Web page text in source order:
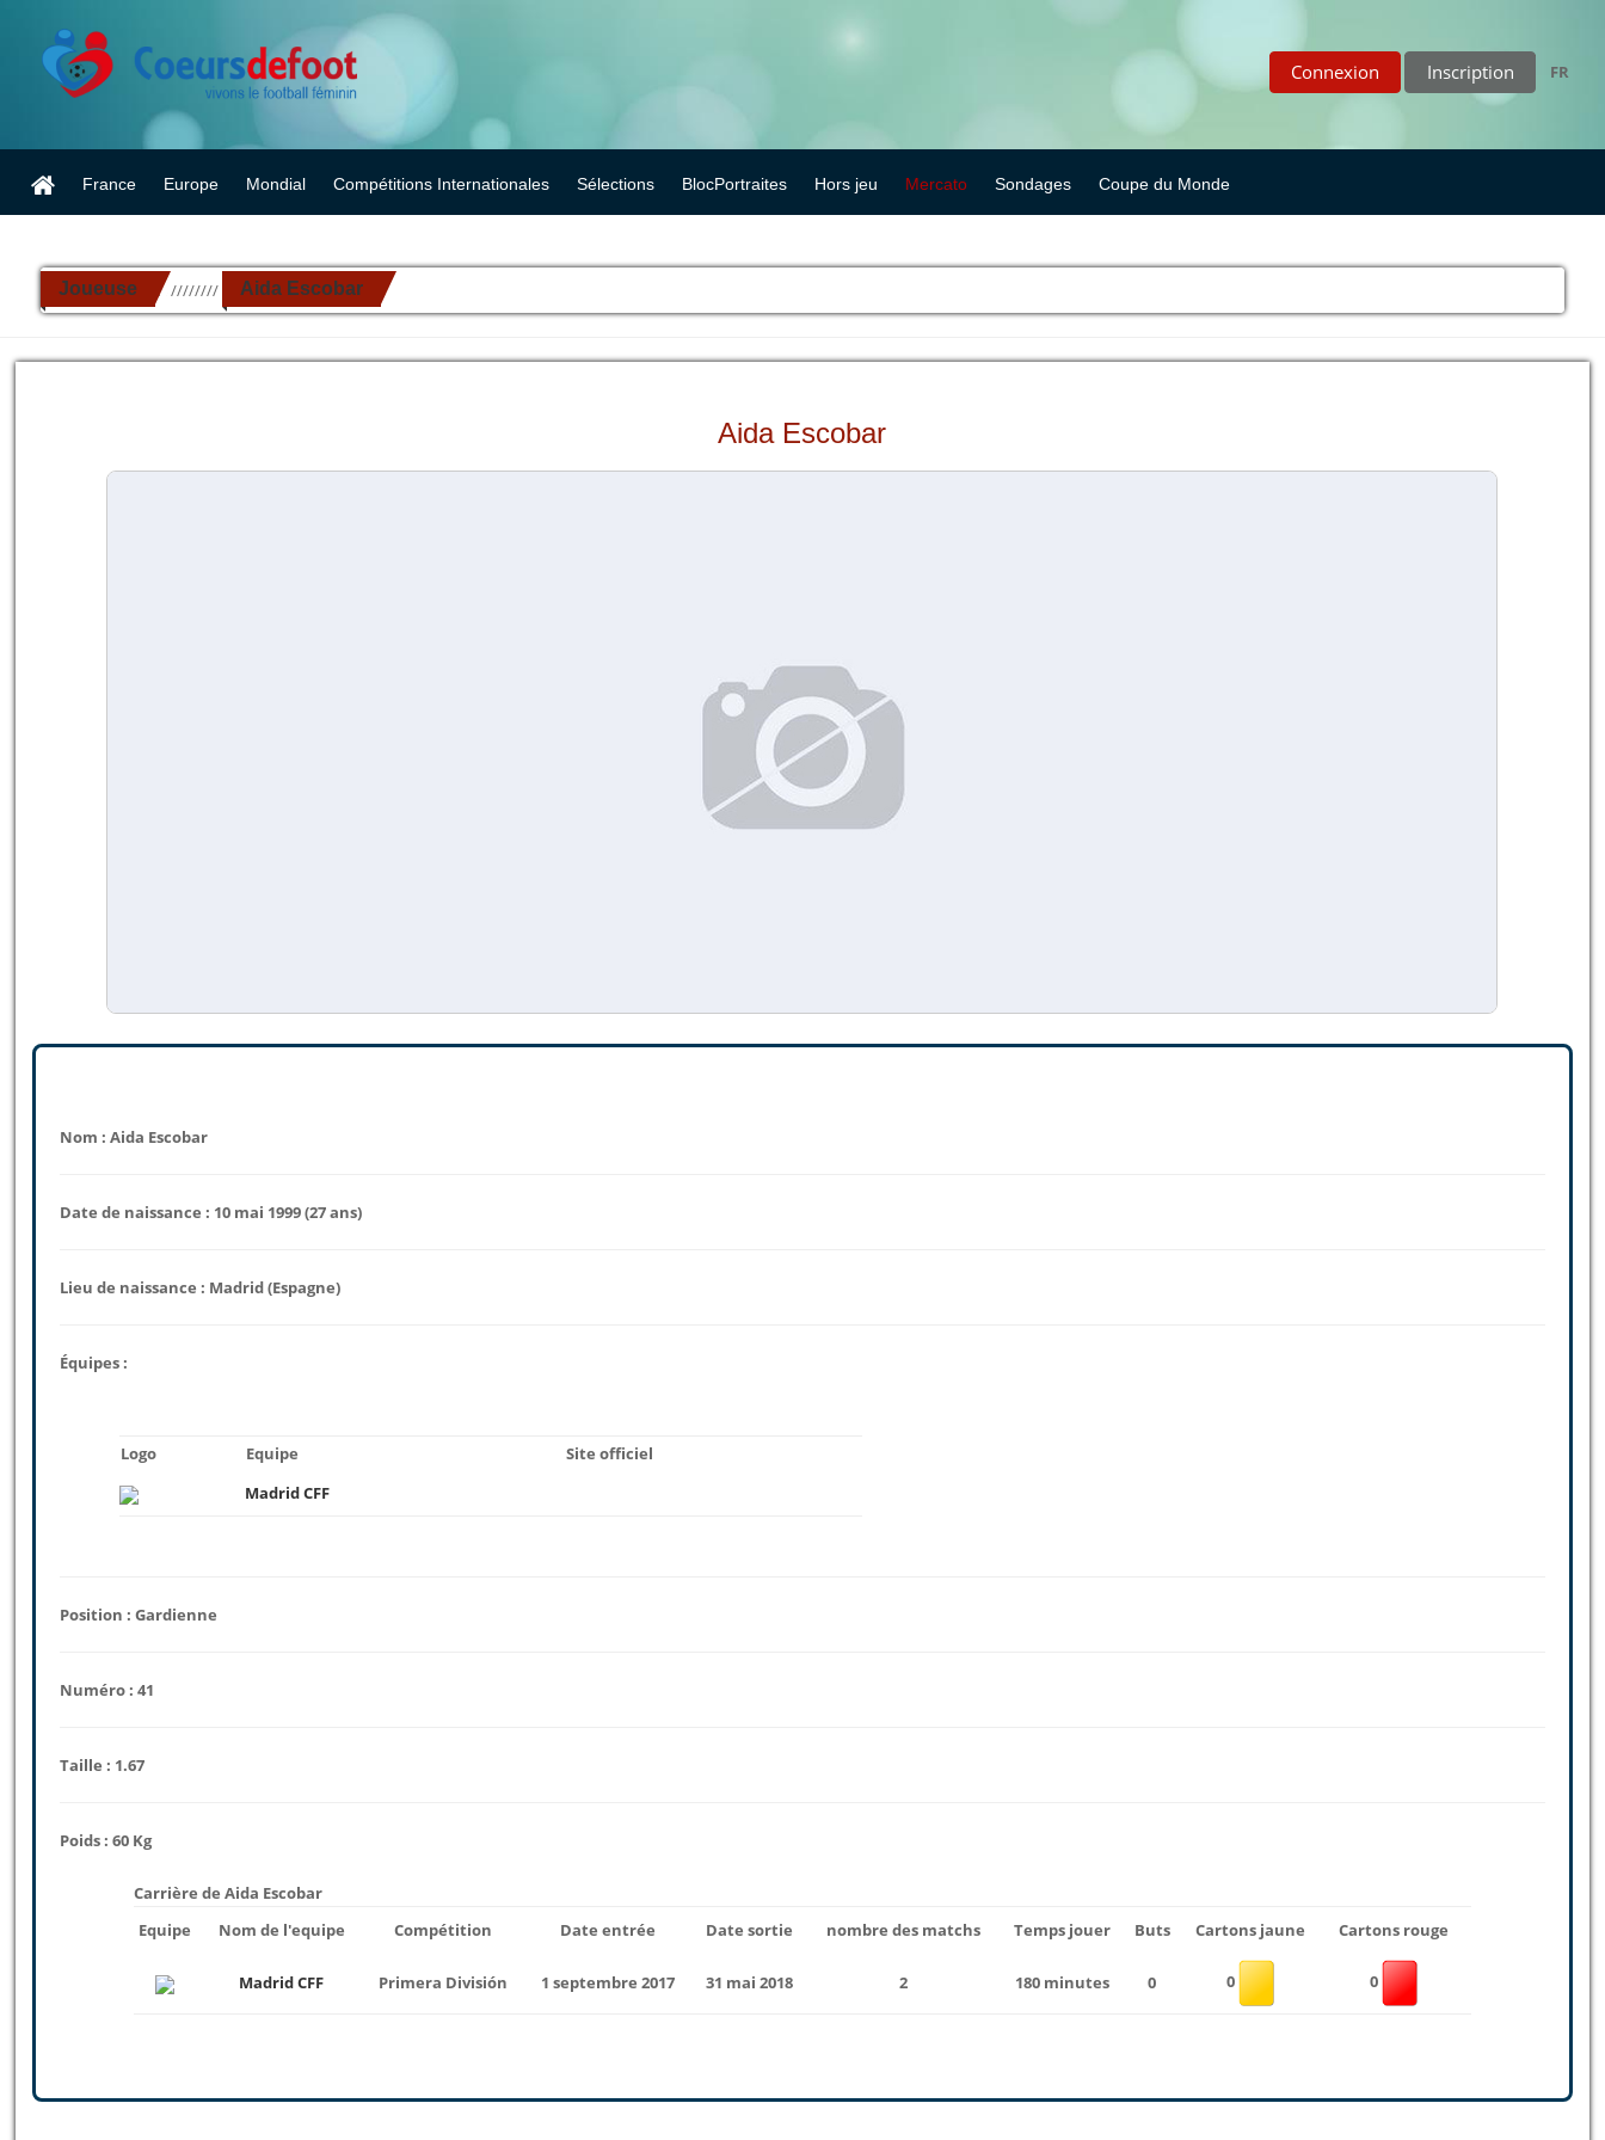
Connexion Inscription FR
France Europe Mondial Compétitions Internationales Sélections BlocPortraites Hors jeu Mercato Sondages Coupe du Monde
Joueuse ////////// Aida Escobar
Aida Escobar
Nom : Aida Escobar
Date de naissance : 10 mai 1999 (27 ans)
Lieu de naissance : Madrid (Espagne)
Équipes :
Logo Equipe
Site officiel
Madrid CFF
Position : Gardienne
Numéro : 41
Taille : 1.67
Poids : 60 Kg
Carrière de Aida Escobar
Equipe
Nom de l'equipe Compétition Date entrée Date sortie nombre des matchs Temps jouer Buts Cartons jaune Cartons rouge
Madrid CFF Primera División 1 septembre 2017 31 mai 2018 2 180 minutes 0 0 0